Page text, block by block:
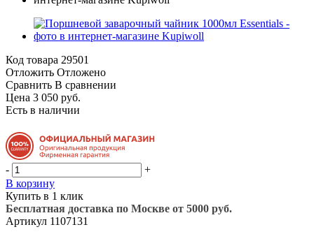
Код товара 29501
Отложить Отложено
Сравнить В сравнении
Цена 3 050 руб.
Есть в наличии
-
+
В корзину
Купить в 1 клик
Бесплатная доставка по Москве от 5000 руб.
Артикул 1107131